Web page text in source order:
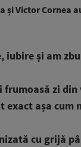
și Victor Cornea
iubire și am
frumoasă zi
exact așa cum
cu grijă